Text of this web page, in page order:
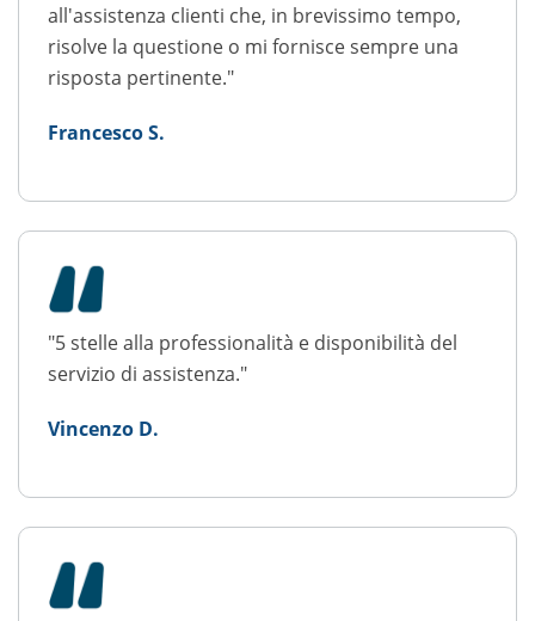
all'assistenza clienti che, in brevissimo tempo,
risolve la questione o mi fornisce sempre una
risposta pertinente."
Francesco S.
"5 stelle alla professionalità e disponibilità del
servizio di assistenza."
Vincenzo D.